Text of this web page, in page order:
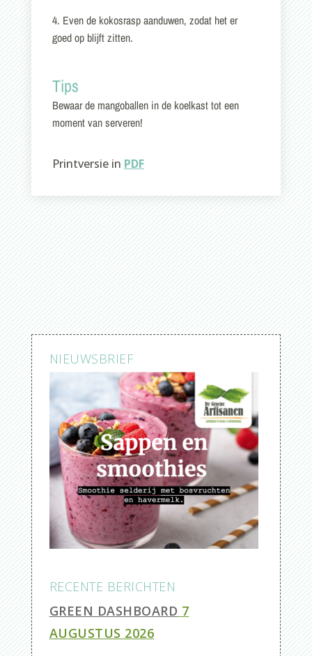
4. Even de kokosrasp aanduwen, zodat het er
goed op blijft zitten.
Tips
Bewaar de mangoballen in de koelkast tot een
moment van serveren!
Printversie in PDF
NIEUWSBRIEF
RECENTE BERICHTEN
GREEN DASHBOARD 7
AUGUSTUS 2026